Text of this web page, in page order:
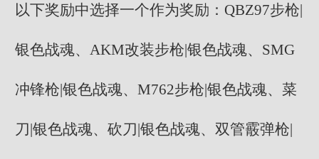
以下奖励中选择一个作为奖励：QBZ97步枪|
银色战魂、AKM改装步枪|银色战魂、SMG
冲锋枪|银色战魂、M762步枪|银色战魂、菜
刀|银色战魂、砍刀|银色战魂、双管霰弹枪|